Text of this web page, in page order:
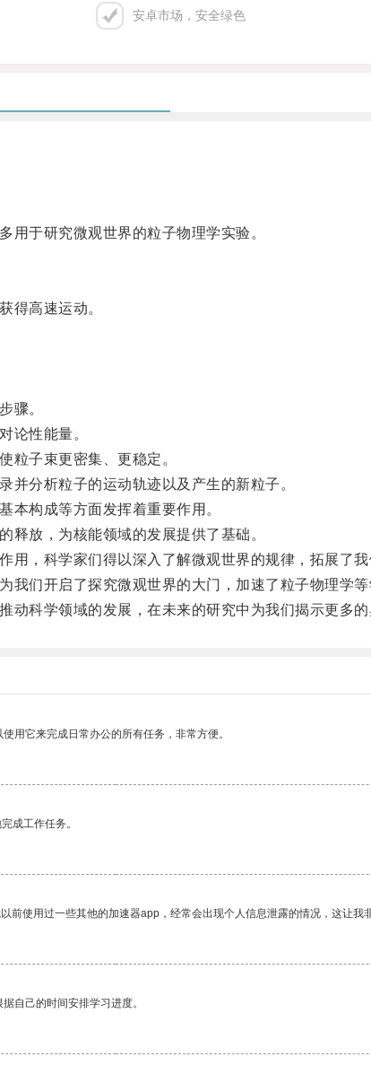
安卓市场，安全绿色
于研究微观世界的粒子物理学实验。
高速运动。
骤。
论性能量。
子束更密集、更稳定。
分析粒子的运动轨迹以及产生的新粒子。
构成等方面发挥着重要作用。
放，为核能领域的发展提供了基础。
，科学家们得以深入了解微观世界的规律，拓展了我
们开启了探究微观世界的大门，加速了粒子物理学等
科学领域的发展，在未来的研究中为我们揭示更多的
用它来完成日常办公的所有任务，非常方便。
成工作任务。
使用过一些其他的加速器app，经常会出现个人信息泄露的情况，这让我
自己的时间安排学习进度。